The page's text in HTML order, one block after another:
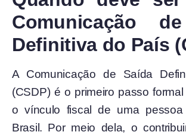
Comunicação
Definitiva do País
A Comunicação de Saída
(CSDP) é o primeiro passo
o vínculo fiscal de uma
Brasil. Por meio dela, o